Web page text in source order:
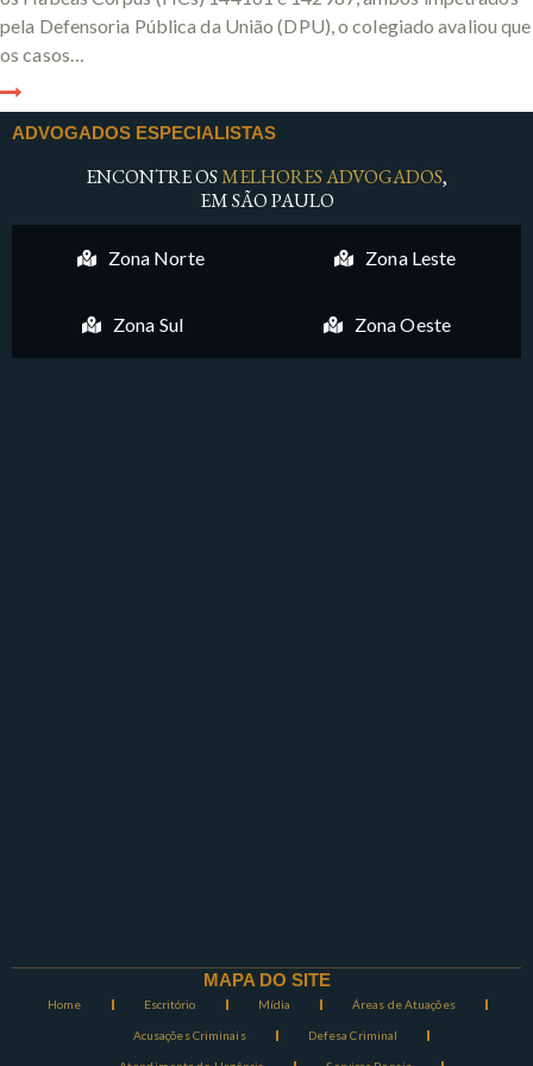
pela Defensoria Pública da União (DPU), o colegiado avaliou que
os casos…
ADVOGADOS ESPECIALISTAS
ENCONTRE OSMELHORES ADVOGADOS,
EM SÃO PAULO
Zona Norte Zona Leste
Zona Sul Zona Oeste
MAPA DO SITE
Home Escritório Mídia Áreas de Atuações
Acusações Criminais Defesa Criminal